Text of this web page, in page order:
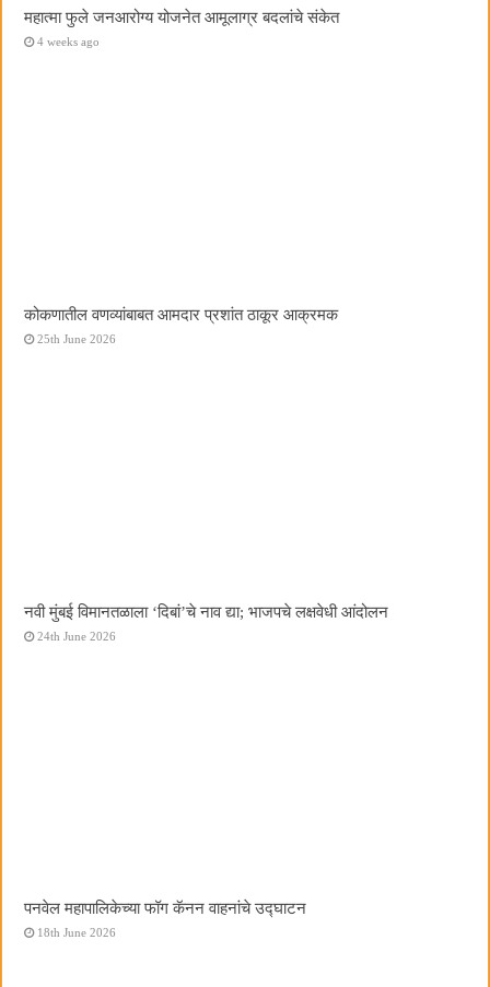
महात्मा फुले जनआरोग्य योजनेत आमूलाग्र बदलांचे संकेत
4 weeks ago
कोकणातील वणव्यांबाबत आमदार प्रशांत ठाकूर आक्रमक
25th June 2026
नवी मुंबई विमानतळाला ‌‘दिबां‌’चे नाव द्या; भाजपचे लक्षवेधी आंदोलन
24th June 2026
पनवेल महापालिकेच्या फॉग कॅनन वाहनांचे उद्घाटन
18th June 2026